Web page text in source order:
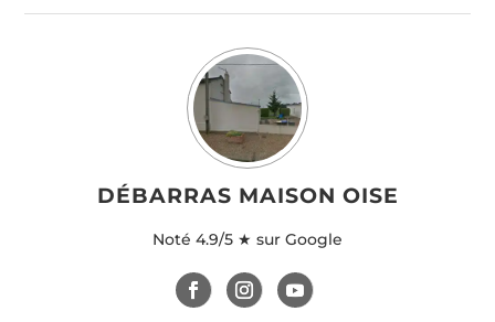
DÉBARRAS MAISON OISE
Noté 4.9/5 ★ sur Google